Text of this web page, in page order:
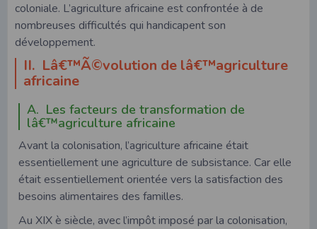
coloniale. L’agriculture africaine est confrontée à de
nombreuses difficultés qui handicapent son
développement.
II. Lâ€™Ã©volution de lâ€™agriculture
africaine
A. Les facteurs de transformation de
lâ€™agriculture africaine
Avant la colonisation, l’agriculture africaine était
essentiellement une agriculture de subsistance. Car elle
était essentiellement orientée vers la satisfaction des
besoins alimentaires des familles.
Au XIX è siècle, avec l’impôt imposé par la colonisation,